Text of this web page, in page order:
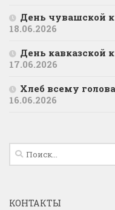
День чувашской
18.06.2026
День кавказской
17.06.2026
Хлеб всему голова
16.06.2026
Найти:
КОНТАКТЫ